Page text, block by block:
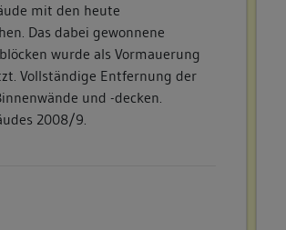
mit den heute
Das dabei gewonnene
wurde als Vormauerung
Vollständige Entfernung der
und -decken.
2008/9.